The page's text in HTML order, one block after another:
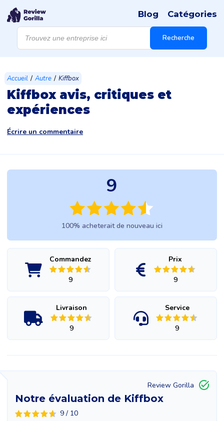
Recherche
produits
Recherche
Blog Catégories
Accueil / Autre / Kiffbox
Kiffbox avis, critiques et
expériences
Écrire un commentaire
Commandez
9
Prix
9
Livraison
9
Service
9
9
100% acheterait de nouveau ici
Notre évaluation de Kiffbox
9 / 10
Review Gorilla